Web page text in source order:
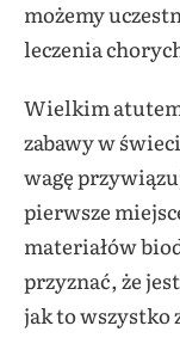
możemy
leczenia
Wielkim
zabawy w
wagę
pierwsze
materiałów
przyznać, że
jak to wszystko